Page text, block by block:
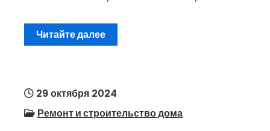
Читайте далее
29 октября 2024
Ремонт и строительство дома